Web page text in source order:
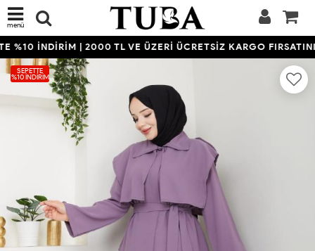
menü
%10 İNDİRİM | 2000 TL VE ÜZERİ ÜCRETSİZ KARGO FIRSATINI
SEPETTE
%10 İNDIRIM